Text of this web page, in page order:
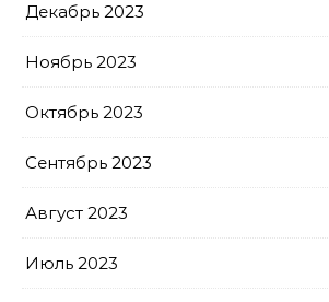
Декабрь 2023
Ноябрь 2023
Октябрь 2023
Сентябрь 2023
Август 2023
Июль 2023